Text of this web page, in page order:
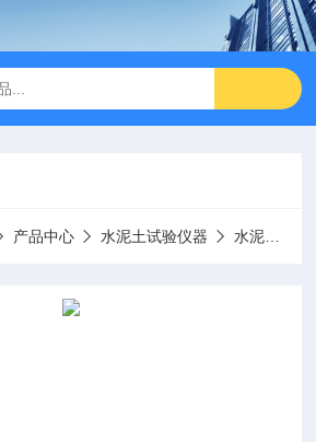
产品中心 水泥土试验仪器 水泥土渗透系数试验仪、